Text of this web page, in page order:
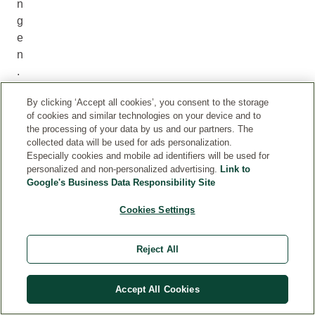
n
g
e
n
.
By clicking ‘Accept all cookies’, you consent to the storage
of cookies and similar technologies on your device and to
the processing of your data by us and our partners. The
collected data will be used for ads personalization.
Especially cookies and mobile ad identifiers will be used for
personalized and non-personalized advertising. Link to
Google's Business Data Responsibility Site
Cookies Settings
Reject All
Accept All Cookies